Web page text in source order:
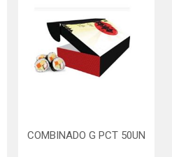
COMBINADO G PCT 50UN